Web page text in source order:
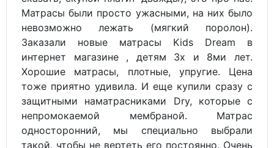
Матрасы были просто ужасными, на них было
невозможно лежать (мягкий поролон).
Заказали новые матрасы Kids Dream в
интернет магазине , детям 3х и 8ми лет.
Хорошие матрасы, плотные, упругие. Цена
тоже приятно удивила. И еще купили сразу с
защитными наматрасниками Dry, которые с
непромокаемой мембраной. Матрас
односторонний, мы специально выбрали
такой, чтобы не вертеть его постоянно. Очень